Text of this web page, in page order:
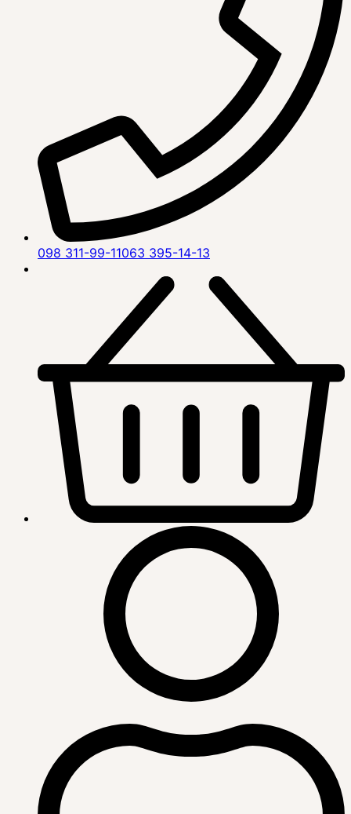
098 311-99-11063 395-14-13